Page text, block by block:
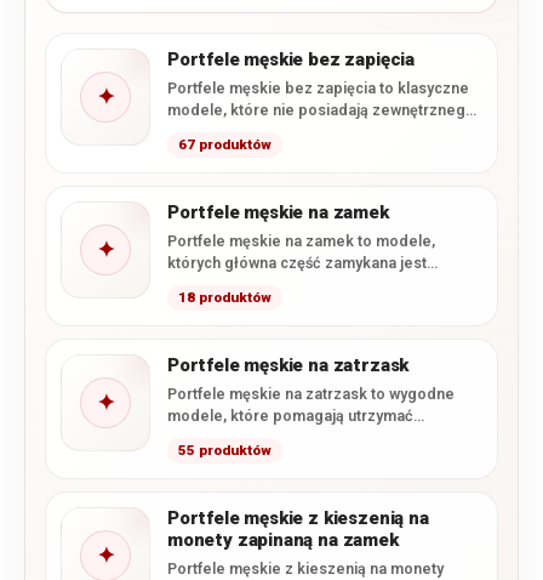
✦
Portfele męskie bez zapięcia
Portfele męskie bez zapięcia to klasyczne
modele, które nie posiadają zewnętrznego
główną…
67 produktów
✦
Portfele męskie na zamek
Portfele męskie na zamek to modele,
których główna część zamykana jest
skutecznie…
18 produktów
✦
Portfele męskie na zatrzask
Portfele męskie na zatrzask to wygodne
modele, które pomagają utrzymać
55 produktów
✦
Portfele męskie z kieszenią na
monety zapinaną na zamek
Portfele męskie z kieszenią na monety